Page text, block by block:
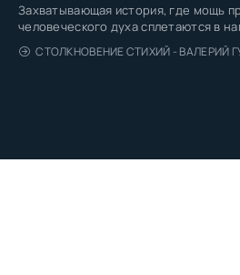
Захватывающая история, где мощь
человеческого духа сплетаются в
СТОЛКНОВЕНИЕ СТИХИЙ - ВАЛЕРИЙ